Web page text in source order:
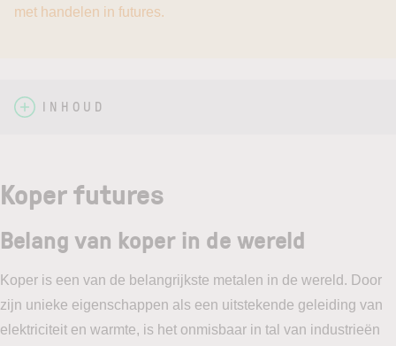
met handelen in futures.
INHOUD
Koper futures
Belang van koper in de wereld
Koper is een van de belangrijkste metalen in de wereld. Door
zijn unieke eigenschappen als een uitstekende geleiding van
elektriciteit en warmte, is het onmisbaar in tal van industrieën